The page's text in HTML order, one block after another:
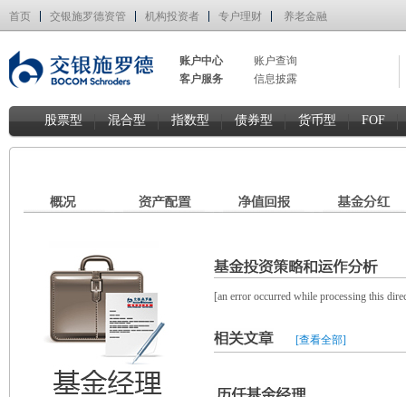
首页 交银施罗德资管 机构投资者 专户理财 养老金融
账户中心
账户查询
客户服务
信息披露
股票型 混合型 指数型 债券型 货币型 FOF
[an error occurred while processing this
[查看全部]